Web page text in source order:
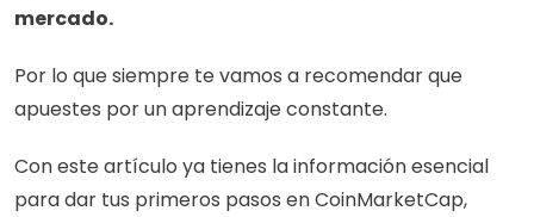
mercado.
Por lo que siempre te vamos a recomendar que
apuestes por un aprendizaje constante.
Con este artículo ya tienes la información esencial
para dar tus primeros pasos en CoinMarketCap,